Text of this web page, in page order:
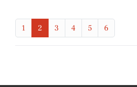
1 2 3 4 5 6